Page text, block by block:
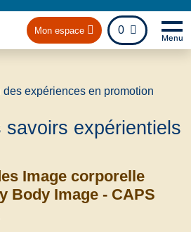
Mon espace 0
fichier
Menu
savoirs expérientiels
Image corporelle
Body Image - CAPS